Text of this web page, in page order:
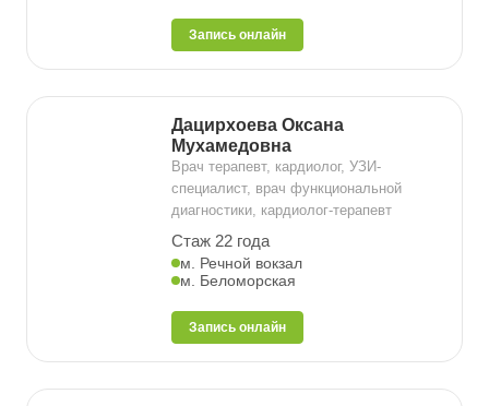
Запись онлайн
Дацирхоева Оксана
Мухамедовна
Врач терапевт, кардиолог, УЗИ-
специалист, врач функциональной
диагностики, кардиолог-терапевт
Стаж 22 года
м. Речной вокзал
м. Беломорская
Запись онлайн